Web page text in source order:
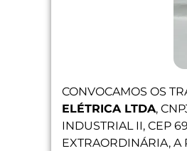
CONVOCAMOS OS
ELÉTRICA LTDA,
INDUSTRIAL II, CEP
EXTRAORDINÁRIA, A